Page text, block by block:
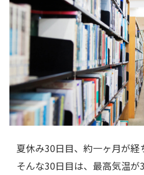
夏休み30日目、約一ヶ月が経
そんな30日目は、最高気温